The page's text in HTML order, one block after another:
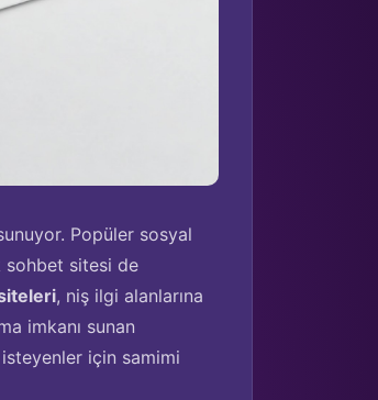
Popüler sosyal
sohbet sitesi de
, niş ilgi alanlarına
imkanı sunan
için samimi